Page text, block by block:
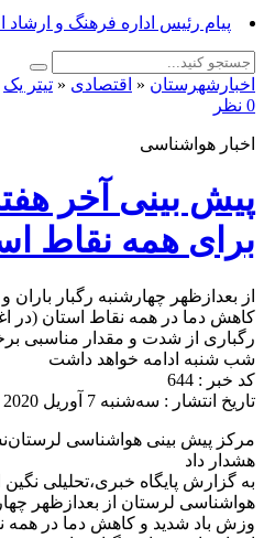
پیام رئیس اداره فرهنگ و ارشاد
اخبارشهرستان « اقتصادی « تیتر یک
0 نظر
اخبار هواشناسی
پیش بینی آخر
برای همه نقاط
از بعدازظهر چهارشنبه رگبار
کاهش دما در همه نقاط استان (در
رگباری از شدت و مقدار مناسبی
شب شنبه ادامه خواهد داشت
کد خبر : 644
تاریخ انتشار : سه‌شنبه 7 آوریل 2020 - 10:46
مرکز پیش بینی هواشناسی
هشدار داد
به گزارش پایگاه خبری،تحلیلی نگین
هواشناسی لرستان از بعدازظهر
وزش باد شدید و کاهش دما در همه